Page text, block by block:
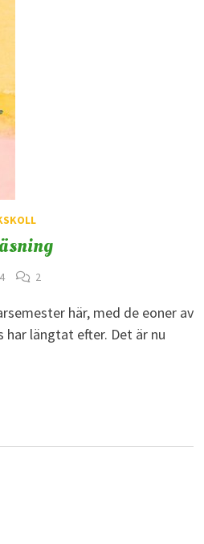
2
här, med de eoner av
har längtat efter. Det är nu